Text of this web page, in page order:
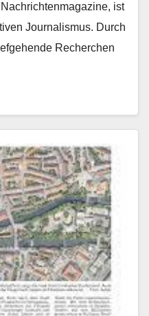
ist
Journalismus. Durch
Recherchen